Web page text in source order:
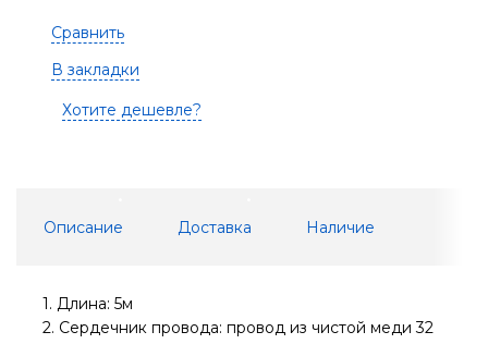
Сравнить
В закладки
Хотите дешевле?
Описание Доставка Наличие
1. Длина: 5м
2. Сердечник провода: провод из чистой меди 32